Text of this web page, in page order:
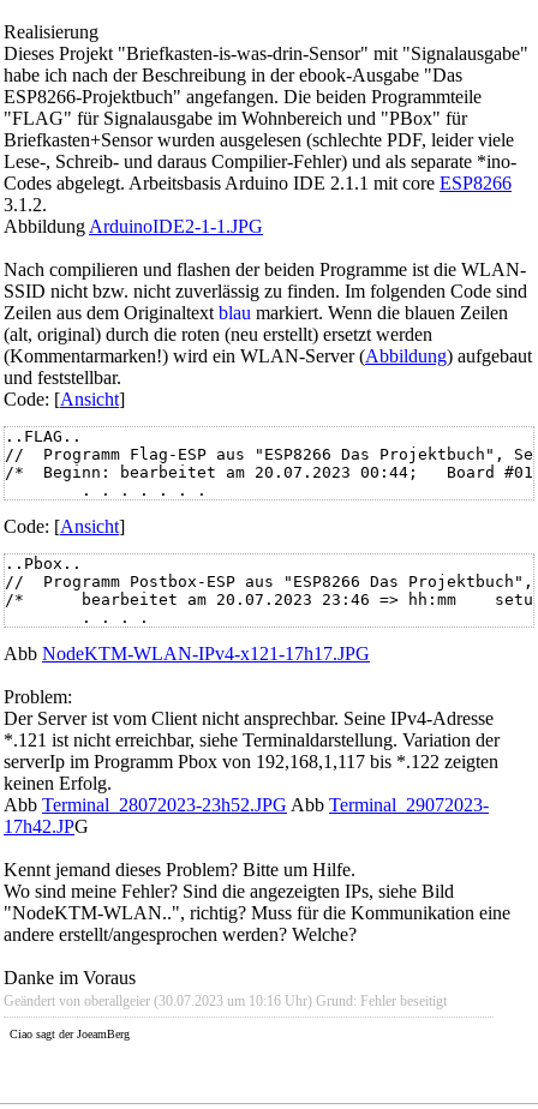
Realisierung
Dieses Projekt "Briefkasten-is-was-drin-Sensor" mit "Signalausgabe"
habe ich nach der Beschreibung in der ebook-Ausgabe "Das
ESP8266-Projektbuch" angefangen. Die beiden Programmteile
"FLAG" für Signalausgabe im Wohnbereich und "PBox" für
Briefkasten+Sensor wurden ausgelesen (schlechte PDF, leider viele
Lese-, Schreib- und daraus Compilier-Fehler) und als separate *ino-
Codes abgelegt. Arbeitsbasis Arduino IDE 2.1.1 mit core ESP8266
3.1.2.
Abbildung ArduinoIDE2-1-1.JPG
Nach compilieren und flashen der beiden Programme ist die WLAN-
SSID nicht bzw. nicht zuverlässig zu finden. Im folgenden Code sind
Zeilen aus dem Originaltext blau markiert. Wenn die blauen Zeilen
(alt, original) durch die roten (neu erstellt) ersetzt werden
(Kommentarmarken!) wird ein WLAN-Server (Abbildung) aufgebaut
und feststellbar.
Code: [Ansicht]
..FLAG..
//  Programm Flag-ESP aus "ESP8266 Das Projektbuch",
/*  Beginn: bearbeitet am 20.07.2023 00:44;   Board
        . . . . . . .
  #include <ESP8266WiFi.h>
const char* ssid      = "NodeKTM";             //
//##  const char* pass      = "12345678";         //
//  / / / / / / Neue/geänderte Deklrarationen etc
const char* password = "12345678";          //Enter
//  \ \ \ \ \ \ Neue/geänderte Deklarationen etc
  IPAddress      ip(192,168,1,120);
IPAddress gateway(192,168,1,1);              //
  IPAddress subnet(255,255,255,0);
  String inString;
  ESP8266WebServer server(80);
// --------------------------
  void handleRoot()
  {
    server.send(200, "text/plain", "ESP Flag Server");
  }
// --------------------------
  {
    server.send(200, "text/plain", "Flag is up");
    delay(1500);
  }
    Serial.begin(115200);
Code: [Ansicht]
..Pbox..
//  Programm Postbox-ESP aus "ESP8266 Das
/*      bearbeitet am 20.07.2023 23:46 => hh:mm
        . . . .
27 07 2023 11h30   >> geändert nur
/               /               /
  #include <ESP8266WiFi.h>
const char* ssid      = "NodeKTM";          // Dies
  const char* pass      = "12345678";         //
//##  const char* serverIp  = "192,168,1,119";     //
const char* serverIp  = "192,168,1,122";     //
// Versuche: 16h45: 117, 16h46
  WiFiClient client;
// --------------------------
  void setup()
  {
    Serial.begin(115200);
Serial.println("\r\n");                   //
    WiFi.begin (ssid, pass);                  //
    while (WiFi.status() != WL_CONNECTED)
    }
Abb NodeKTM-WLAN-IPv4-x121-17h17.JPG
Problem:
Der Server ist vom Client nicht ansprechbar. Seine IPv4-Adresse
*.121 ist nicht erreichbar, siehe Terminaldarstellung. Variation der
serverIp im Programm Pbox von 192,168,1,117 bis *.122 zeigten
keinen Erfolg.
Abb Terminal_28072023-23h52.JPG Abb Terminal_29072023-
17h42.JPG
Kennt jemand dieses Problem? Bitte um Hilfe.
Wo sind meine Fehler? Sind die angezeigten IPs, siehe Bild
"NodeKTM-WLAN..", richtig? Muss für die Kommunikation eine
andere erstellt/angesprochen werden? Welche?
Danke im Voraus
Geändert von oberallgeier (30.07.2023 um 10:16 Uhr) Grund: Fehler beseitigt
Ciao sagt der JoeamBerg